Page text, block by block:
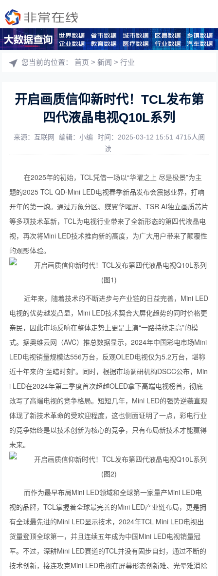
您当前的位置：首页 >新闻 >行业
开启画质信仰新时代！TCL发布第
四代液晶电视Q10L系列
来源：互联网 编辑：小编 时间：2025-03-12 15:51 4715人阅
读
在2025年的初始，TCL凭借一场以“华曜之上 尽是极景”为主
题的2025 TCL QD-Mini LED电视春季新品发布会震撼业界，打响
开年的第一炮。通过万象分区、蝶翼华曜屏、TSR AI独立画质芯片
等多项技术革新，TCL为电视行业带来了全新形态的第四代液晶电
视，再次将Mini LED技术推向新的高度，为广大用户带来了颠覆性
的观影体验。
近年来，随着技术的不断进步与产业链的日益完善，Mini LED
电视的优势越发凸显，Mini LED技术契合大屏化趋势的同时价格更
亲民，因此市场反响在整体走势上更是上演“一路持续走高”的模
式。据奥维云网（AVC）推总数据显示，2024年中国彩电市场Mini
LED电视销量规模达556万台，反观OLED电视仅为5.2万台，堪称
近十年来的“至暗时刻”。同时，根据市场调研机构DSCC公布，Min
i LED在2024年第二季度首次超越OLED拿下高端电视榜首，彻底
改写了高端电视的竞争格局。短短几年，Mini LED的强势逆袭直观
体现了新技术革命的受欢迎程度，这也侧面证明了一点，彩电行业
的竞争始终是以技术创新为核心的竞争，只有布局新技术才能赢得
未来。
而作为最早布局Mini LED领域和全球第一家量产Mini LED电
视的品牌，TCL掌握着全球最完善的Mini LED产业链布局，更是拥
有全球最先进的Mini LED显示技术，2024年TCL Mini LED电视出
货量登顶全球第一，并且连续五年成为中国Mini LED电视销量冠
军。不过，深耕Mini LED赛道的TCL并没有固步自封，通过不断的
技术创新，接连攻克Mini LED电视在屏幕形态创新难、光晕难消除